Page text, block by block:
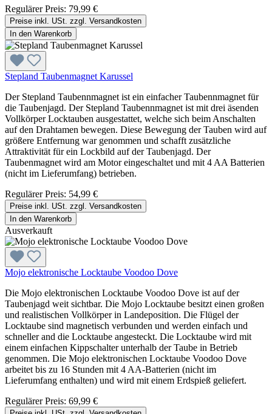
Regulärer Preis: 79,99 €
Preise inkl. USt. zzgl. Versandkosten
In den Warenkorb
Stepland Taubenmagnet Karussel
Der Stepland Taubennmagnet ist ein einfacher Taubennmagnet für
die Taubenjagd. Der Stepland Taubennmagnet ist mit drei äsenden
Vollkörper Locktauben ausgestattet, welche sich beim Anschalten
auf den Drahtamen bewegen. Diese Bewegung der Tauben wird auf
größere Entfernung war genommen und schafft zusätzliche
Attraktivität für ein Lockbild auf der Taubenjagd. Der
Taubenmagnet wird am Motor eingeschaltet und mit 4 AA Batterien
(nicht im Lieferumfang) betrieben.
Regulärer Preis: 54,99 €
Preise inkl. USt. zzgl. Versandkosten
In den Warenkorb
Ausverkauft
Mojo elektronische Locktaube Voodoo Dove
Die Mojo elektronischen Locktaube Voodoo Dove ist auf der
Taubenjagd weit sichtbar. Die Mojo Locktaube besitzt einen großen
und realistischen Vollkörper in Landeposition. Die Flügel der
Locktaube sind magnetisch verbunden und werden einfach und
schneller and die Locktaube angesteckt. Die Locktaube wird mit
einem einfachen Kippschalter unterhalb der Taube in Betrieb
genommen. Die Mojo elektronischen Locktaube Voodoo Dove
arbeitet bis zu 16 Stunden mit 4 AA-Batterien (nicht im
Lieferumfang enthalten) und wird mit einem Erdspieß geliefert.
Regulärer Preis: 69,99 €